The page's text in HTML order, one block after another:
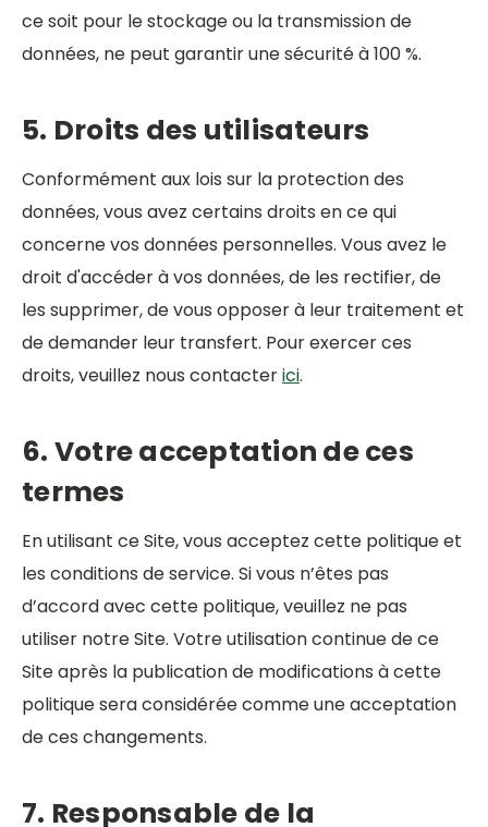
ce soit pour le stockage ou la transmission de
données, ne peut garantir une sécurité à 100 %.
5. Droits des utilisateurs
Conformément aux lois sur la protection des
données, vous avez certains droits en ce qui
concerne vos données personnelles. Vous avez le
droit d'accéder à vos données, de les rectifier, de
les supprimer, de vous opposer à leur traitement et
de demander leur transfert. Pour exercer ces
droits, veuillez nous contacterici.
6. Votre acceptation de ces
termes
En utilisant ce Site, vous acceptez cette politique et
les conditions de service. Si vous n’êtes pas
d’accord avec cette politique, veuillez ne pas
utiliser notre Site. Votre utilisation continue de ce
Site après la publication de modifications à cette
politique sera considérée comme une acceptation
de ces changements.
7. Responsable de la